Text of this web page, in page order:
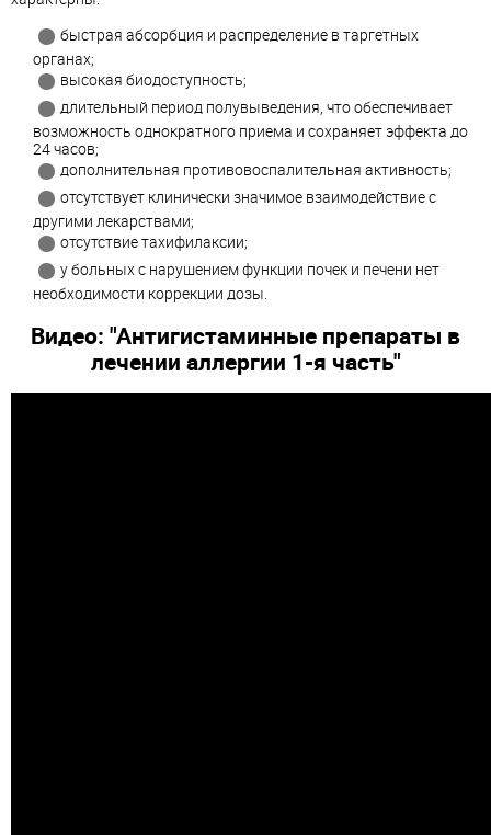
быстрая абсорбция и распределение в таргетных
органах;
высокая биодоступность;
длительный период полувыведения, что обеспечивает
возможность однократного приема и сохраняет эффекта до
24 часов;
дополнительная противовоспалительная активность;
отсутствует клинически значимое взаимодействие с
другими лекарствами;
отсутствие тахифилаксии;
у больных с нарушением функции почек и печени нет
необходимости коррекции дозы.
Видео: "Антигистаминные препараты в
лечении аллергии 1-я часть"